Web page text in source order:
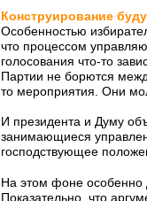
Конструирование
Особенностью
что процессом
голосования что-то
Партии не борются
то мероприятия. Они
И президента и Думу
занимающиеся
господствующее
На этом фоне особенно
Показательно, что